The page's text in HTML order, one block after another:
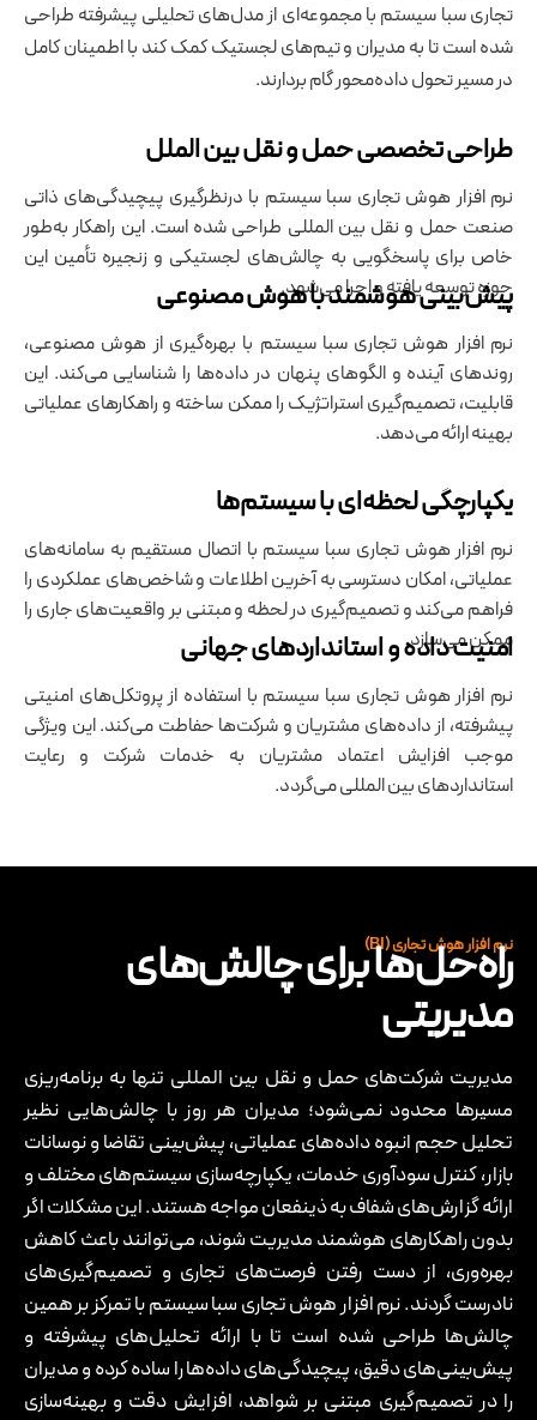
تجاری سبا سیستم با مجموعه‌ای از مدل‌های تحلیلی پیشرفته طراحی
شده است تا به مدیران و تیم‌های لجستیک کمک کند با اطمینان کامل
در مسیر تحول داده‌محور گام بردارند.
طراحی تخصصی حمل‌ و نقل بین ‌الملل
نرم ‌افزار هوش تجاری سبا سیستم با درنظرگیری پیچیدگی‌های ذاتی
صنعت حمل ‌و نقل بین ‌المللی طراحی شده است. این راهکار به‌طور
خاص برای پاسخگویی به چالش‌های لجستیکی و زنجیره تأمین این
حوزه توسعه یافته و اجرا می‌شود.
پیش‌بینی هوشمند با هوش مصنوعی
نرم ‌افزار هوش تجاری سبا سیستم با بهره‌گیری از هوش مصنوعی،
روندهای آینده و الگوهای پنهان در داده‌ها را شناسایی می‌کند. این
قابلیت، تصمیم‌گیری استراتژیک را ممکن ساخته و راهکارهای عملیاتی
بهینه ارائه می‌دهد.
یکپارچگی لحظه‌ای با سیستم‌ها
نرم ‌افزار هوش تجاری سبا سیستم با اتصال مستقیم به سامانه‌های
عملیاتی، امکان دسترسی به آخرین اطلاعات و شاخص‌های عملکردی را
فراهم می‌کند و تصمیم‌گیری در لحظه و مبتنی بر واقعیت‌های جاری را
ممکن می‌سازد.
امنیت داده و استانداردهای جهانی
نرم ‌افزار هوش تجاری سبا سیستم با استفاده از پروتکل‌های امنیتی
پیشرفته، از داده‌های مشتریان و شرکت‌ها حفاطت می‌کند. این ویژگی
موجب افزایش اعتماد مشتریان به خدمات شرکت و رعایت
استانداردهای بین المللی می‌گردد.
نرم ‌افزار هوش تجاری (BI)​​​
راه‌حل‌ها برای چالش‌های
مدیریتی
مدیریت شرکت‌های حمل و نقل بین ‌المللی تنها به برنامه‌ریزی
مسیرها محدود نمی‌شود؛ مدیران هر روز با چالش‌هایی نظیر
تحلیل حجم انبوه داده‌های عملیاتی، پیش‌بینی تقاضا و نوسانات
بازار، کنترل سودآوری خدمات، یکپارچه‌سازی سیستم‌های مختلف و
ارائه گزارش‌های شفاف به ذینفعان مواجه هستند. این مشکلات اگر
بدون راهکارهای هوشمند مدیریت شوند، می‌توانند باعث کاهش
بهره‌وری، از دست رفتن فرصت‌های تجاری و تصمیم‌گیری‌های
نادرست گردند. نرم ‌افزار هوش تجاری سبا سیستم با تمرکز بر همین
چالش‌ها طراحی شده است تا با ارائه تحلیل‌های پیشرفته و
پیش‌بینی‌های دقیق، پیچیدگی‌های داده‌ها را ساده کرده و مدیران
را در تصمیم‌گیری مبتنی بر شواهد، افزایش دقت و بهینه‌سازی